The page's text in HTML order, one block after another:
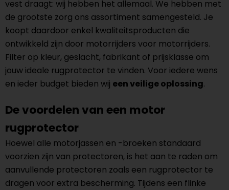
vest draagt: wij hebben het allemaal. We hebben met
de grootste zorg ons assortiment samengesteld. Je
koopt daardoor enkel kwaliteitsproducten die
ontwikkeld zijn door motorrijders voor motorrijders.
Filter op kleur, geslacht, fabrikant of prijsklasse om
jouw ideale rugprotector te vinden. Voor iedere wens
en ieder budget bieden wij een veilige oplossing.
De voordelen van een motor
rugprotector
Hoewel alle motorjassen en -broeken standaard
voorzien zijn van protectoren, is het aan te raden om
aanvullende protectoren zoals een rugprotector te
dragen voor extra bescherming. Tijdens een flinke